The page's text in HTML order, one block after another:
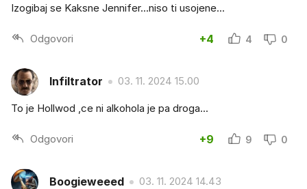
Izogibaj se Kaksne Jennifer...niso ti usojene...
Odgovori +4 4 0
Infiltrator 03. 11. 2024 15.00
To je Hollwod ,ce ni alkohola je pa droga...
Odgovori +9 9 0
Boogieweeed 03. 11. 2024 14.43